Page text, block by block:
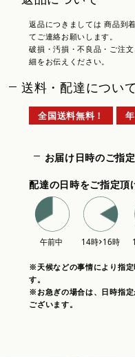
返品につきましては 商品到
てご連絡お願いします。
破損・汚損・不良品・ご注
細をお伝えください。
送料・配達について
全国送料無料！
お届け日時のご指
配達の日時をご指定頂
※天候などの事情により指定
す。
※お急ぎの場合は、日時指
ございます。